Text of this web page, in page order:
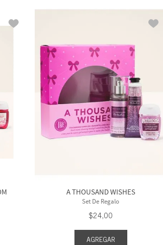
A THOUSAND WISHES
Set De Regalo
$24,00
AGREGAR